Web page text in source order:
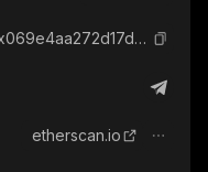
0x069e4aa272d17d9625aa3b6f863c7ef6cfb96713_ethereum
etherscan.io